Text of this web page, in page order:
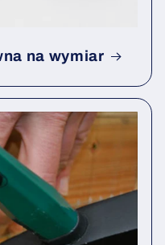
na wymiar